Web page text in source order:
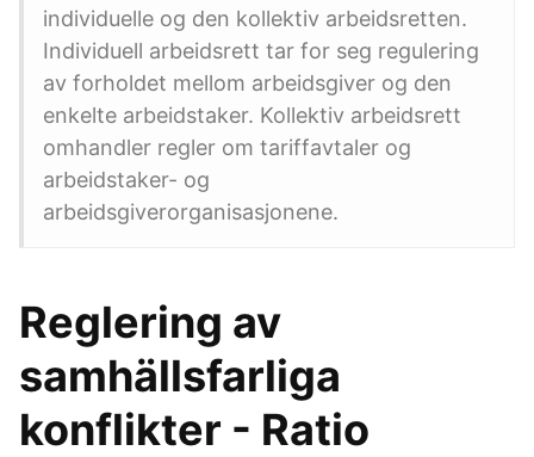
individuelle og den kollektiv arbeidsretten.
Individuell arbeidsrett tar for seg regulering
av forholdet mellom arbeidsgiver og den
enkelte arbeidstaker. Kollektiv arbeidsrett
omhandler regler om tariffavtaler og
arbeidstaker- og
arbeidsgiverorganisasjonene.
Reglering av
samhällsfarliga
konflikter - Ratio